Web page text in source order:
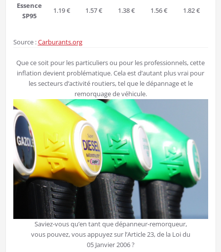
Essence
SP95
1.19 € 1.57 € 1.38 € 1.56 € 1.82 €
Source :Carburants.org
Que ce soit pour les particuliers ou pour les professionnels, cette
inflation devient problématique. Cela est d’autant plus vrai pour
les secteurs d’activité routiers, tel que le dépannage et le
remorquage de véhicule.
Saviez-vous qu’en tant que dépanneur-remorqueur,
vous pouvez, vous appuyez sur l’Article 23, de la Loi du
05 Janvier 2006 ?